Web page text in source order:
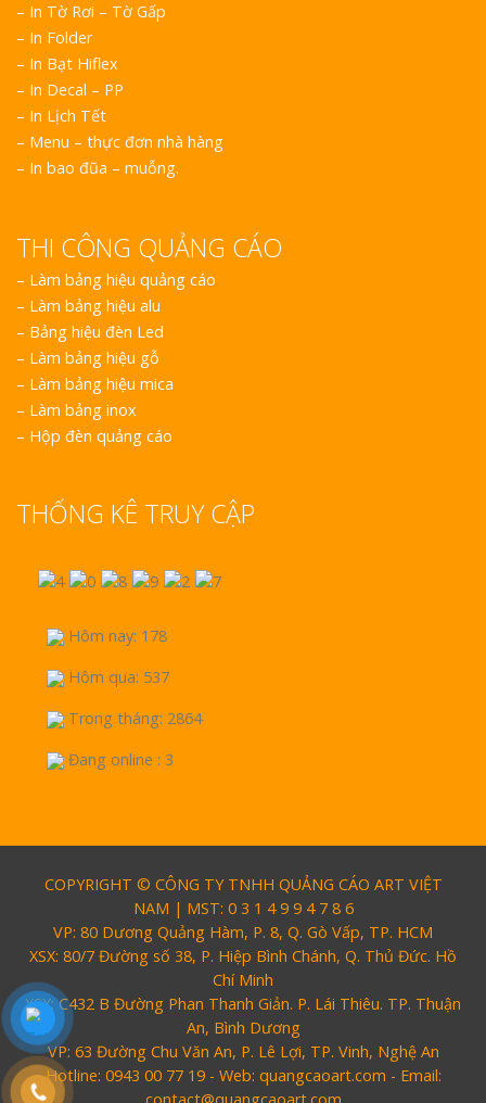
– In Tờ Rơi – Tờ Gấp
– In Folder
– In Bạt Hiflex
– In Decal – PP
– In Lịch Tết
– Menu – thực đơn nhà hàng
– In bao đũa – muỗng.
THI CÔNG QUẢNG CÁO
– Làm bảng hiệu quảng cáo
– Làm bảng hiệu alu
– Bảng hiệu đèn Led
– Làm bảng hiệu gỗ
– Làm bảng hiệu mica
– Làm bảng inox
– Hộp đèn quảng cáo
THỐNG KÊ TRUY CẬP
Hôm nay: 178
Hôm qua: 537
Trong tháng: 2864
Đang online : 3
COPYRIGHT © CÔNG TY TNHH QUẢNG CÁO ART VIỆT
NAM | MST: 0 3 1 4 9 9 4 7 8 6
VP: 80 Dương Quảng Hàm, P. 8, Q. Gò Vấp, TP. HCM
XSX: 80/7 Đường số 38, P. Hiệp Bình Chánh, Q. Thủ Đức. Hồ
Chí Minh
XSX: C432 B Đường Phan Thanh Giản. P. Lái Thiêu. TP. Thuận
An, Bình Dương
VP: 63 Đường Chu Văn An, P. Lê Lợi, TP. Vinh, Nghệ An
Hotline: 0943 00 77 19 - Web: quangcaoart.com - Email: